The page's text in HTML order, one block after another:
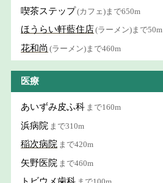
喫茶ステップ(カフェ)まで650m
ほうらい軒藍住店(ラーメン)まで50m
花和尚 (ラーメン)まで460m
医療
あいずみ皮ふ科 まで160m
浜病院 まで310m
稲次病院 まで420m
矢野医院 まで460m